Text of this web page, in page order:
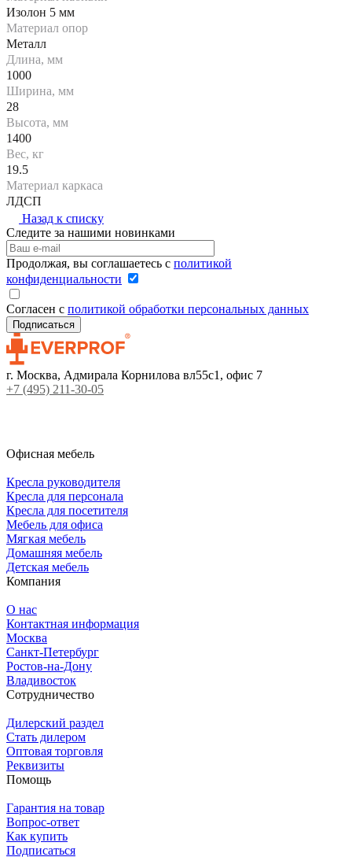
Изолон 5 мм
Материал опор
Металл
Длина, мм
1000
Ширина, мм
28
Высота, мм
1400
Вес, кг
19.5
Материал каркаса
ЛДСП
Назад к списку
Следите за нашими новинками
Продолжая, вы соглашаетесь с политикой
конфиденциальности
Согласен с политикой обработки персональных данных
г. Москва, Адмирала Корнилова вл55с1, офис 7
+7 (495) 211-30-05
Офисная мебель
Кресла руководителя
Кресла для персонала
Кресла для посетителя
Мебель для офиса
Мягкая мебель
Домашняя мебель
Детская мебель
Компания
О нас
Контактная информация
Москва
Санкт-Петербург
Ростов-на-Дону
Владивосток
Сотрудничество
Дилерский раздел
Стать дилером
Оптовая торговля
Реквизиты
Помощь
Гарантия на товар
Вопрос-ответ
Как купить
Подписаться